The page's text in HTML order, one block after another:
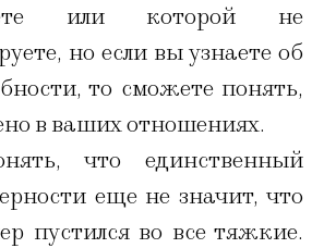
или которой не
но если вы узнаете об
то сможете понять,
в ваших отношениях.
что единственный
еще не значит, что
пустился во все тяжкие.